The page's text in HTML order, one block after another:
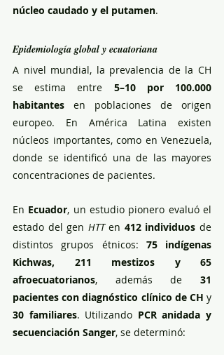
núcleo caudado y el putamen.
Epidemiología global y ecuatoriana
A nivel mundial, la prevalencia de la CH
se estima entre 5–10 por 100.000
habitantes en poblaciones de origen
europeo. En América Latina existen
núcleos importantes, como en Venezuela,
donde se identificó una de las mayores
concentraciones de pacientes.
En Ecuador, un estudio pionero evaluó el
estado del gen HTT en 412 individuos de
distintos grupos étnicos: 75 indígenas
Kichwas, 211 mestizos y 65
afroecuatorianos, además de 31
pacientes con diagnóstico clínico de CH
30 familiares. Utilizando PCR anidada y
secuenciación Sanger, se determinó: